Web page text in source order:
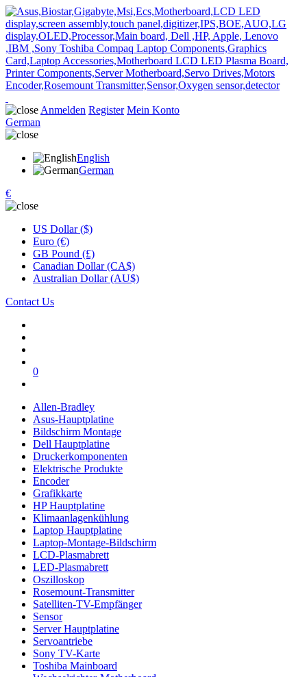
Anmelden Register Mein Konto
German
English
German
€
US Dollar ($)
Euro (€)
GB Pound (£)
Canadian Dollar (CA$)
Australian Dollar (AU$)
Contact Us
0
Allen-Bradley
Asus-Hauptplatine
Bildschirm Montage
Dell Hauptplatine
Druckerkomponenten
Elektrische Produkte
Encoder
Grafikkarte
HP Hauptplatine
Klimaanlagenkühlung
Laptop Hauptplatine
Laptop-Montage-Bildschirm
LCD-Plasmabrett
LED-Plasmabrett
Oszilloskop
Rosemount-Transmitter
Satelliten-TV-Empfänger
Sensor
Server Hauptplatine
Servoantriebe
Sony TV-Karte
Toshiba Mainboard